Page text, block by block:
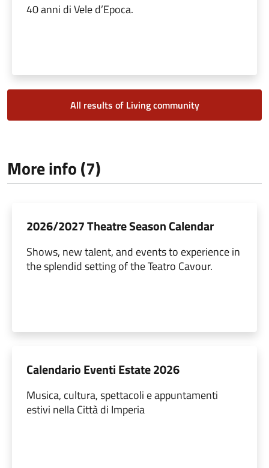
40 anni di Vele d’Epoca.
All results of Living community
More info (7)
2026/2027 Theatre Season Calendar
Shows, new talent, and events to experience in
the splendid setting of the Teatro Cavour.
Calendario Eventi Estate 2026
Musica, cultura, spettacoli e appuntamenti
estivi nella Città di Imperia